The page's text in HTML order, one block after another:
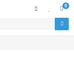
0